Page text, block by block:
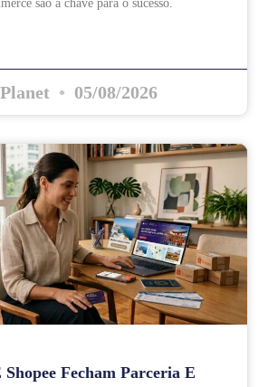
são a chave para o sucesso.
05/08/2026
Fecham Parceria E